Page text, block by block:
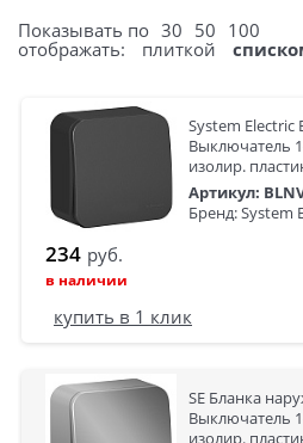
Показывать по 30 50 100
отображать:
плиткой
System Electric
Выключатель
изолир.
Артикул:
Бренд: System
234 руб.
в наличии
купить в 1 клик
SE Бланка
Выключатель